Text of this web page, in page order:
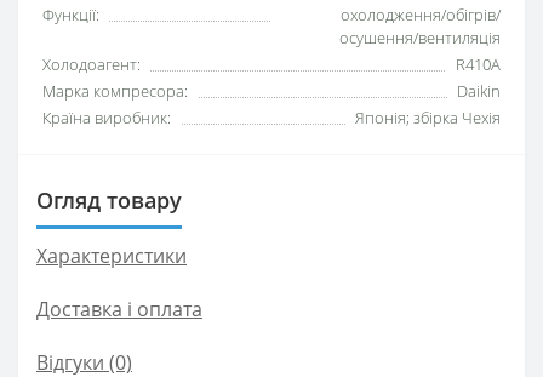
Функції:
охолодження/обігрів/
осушення/вентиляція
Xолодоагент:
R410А
Марка компресора:
Daikin
Країна виробник:
Японія; збірка Чехія
Огляд товару
Характеристики
Доставка і оплата
Відгуки (0)